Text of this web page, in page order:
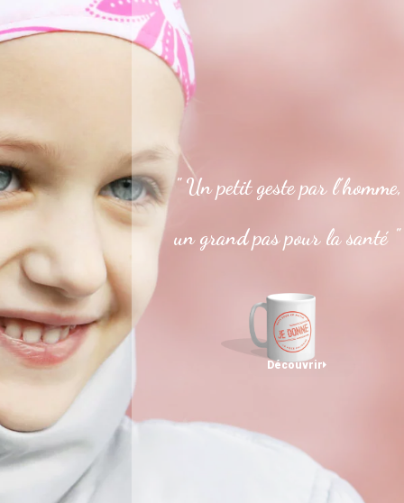
" Un petit geste par l’homme,
un grand pas pour la santé "
Découvrir